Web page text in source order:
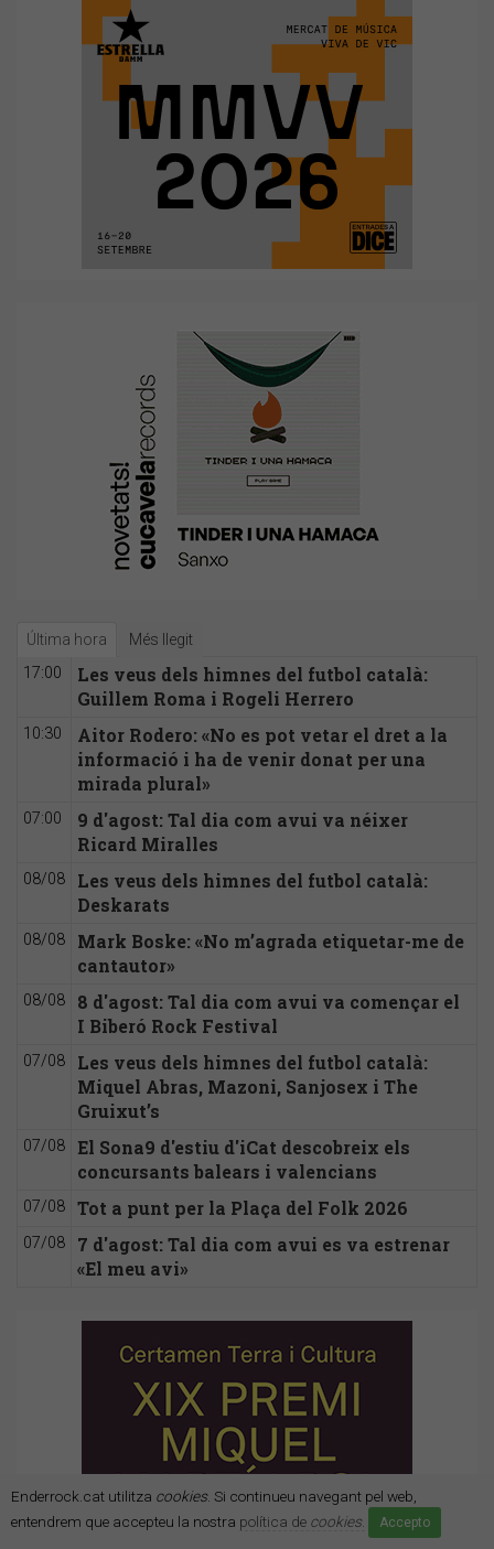
Enderrock.cat utilitza cookies. Si continueu navegant pel web,
entendrem que accepteu la nostra política de cookies. Accepto
Última hora Més llegit
17:00
Les veus dels himnes del futbol català:
Guillem Roma i Rogeli Herrero
10:30
Aitor Rodero: «No es pot vetar el dret a la
informació i ha de venir donat per una
mirada plural»
07:00
9 d'agost: Tal dia com avui va néixer
Ricard Miralles
08/08
Les veus dels himnes del futbol català:
Deskarats
08/08
Mark Boske: «No m’agrada etiquetar-me de
cantautor»
08/08
8 d'agost: Tal dia com avui va començar el
I Biberó Rock Festival
07/08
Les veus dels himnes del futbol català:
Miquel Abras, Mazoni, Sanjosex i The
Gruixut’s
07/08
El Sona9 d'estiu d'iCat descobreix els
concursants balears i valencians
07/08 Tot a punt per la Plaça del Folk 2026
07/08
7 d'agost: Tal dia com avui es va estrenar
«El meu avi»